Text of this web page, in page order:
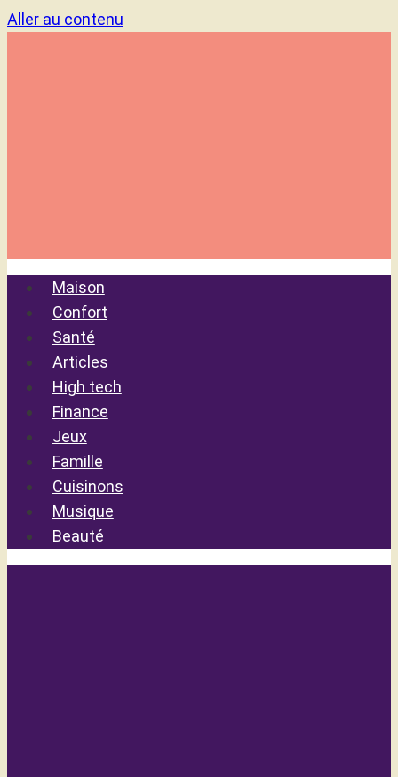
Aller au contenu
Maison
Confort
Santé
Articles
High tech
Finance
Jeux
Famille
Cuisinons
Musique
Beauté